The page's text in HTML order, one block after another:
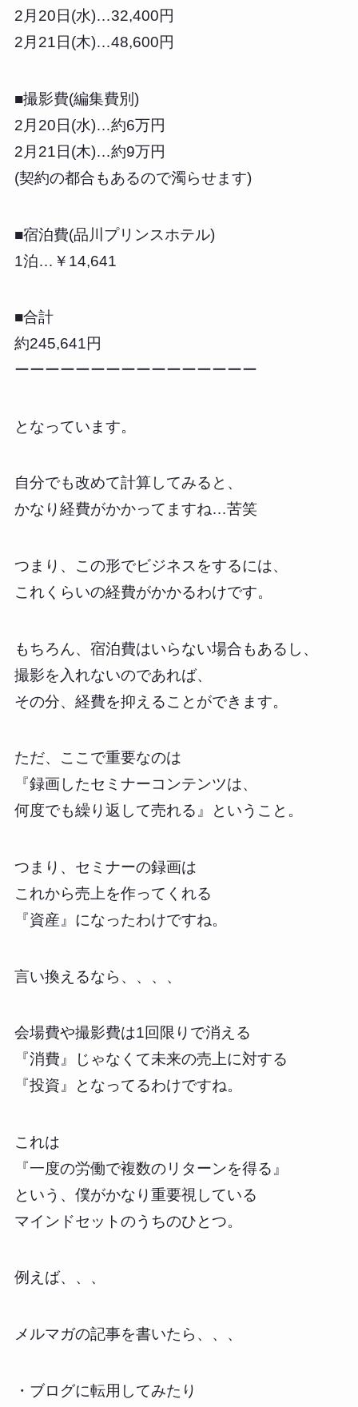
2月20日(水)…32,400円
2月21日(木)…48,600円
■撮影費(編集費別)
2月20日(水)…約6万円
2月21日(木)…約9万円
(契約の都合もあるので濁らせます)
■宿泊費(品川プリンスホテル)
1泊…￥14,641
■合計
約245,641円
ーーーーーーーーーーーーーーーー
となっています。
自分でも改めて計算してみると、
かなり経費がかかってますね…苦笑
つまり、この形でビジネスをするには、
これくらいの経費がかかるわけです。
もちろん、宿泊費はいらない場合もあるし、
撮影を入れないのであれば、
その分、経費を抑えることができます。
ただ、ここで重要なのは
『録画したセミナーコンテンツは、
何度でも繰り返して売れる』ということ。
つまり、セミナーの録画は
これから売上を作ってくれる
『資産』になったわけですね。
言い換えるなら、、、、
会場費や撮影費は1回限りで消える
『消費』じゃなくて未来の売上に対する
『投資』となってるわけですね。
これは
『一度の労働で複数のリターンを得る』
という、僕がかなり重要視している
マインドセットのうちのひとつ。
例えば、、、
メルマガの記事を書いたら、、、
・ブログに転用してみたり